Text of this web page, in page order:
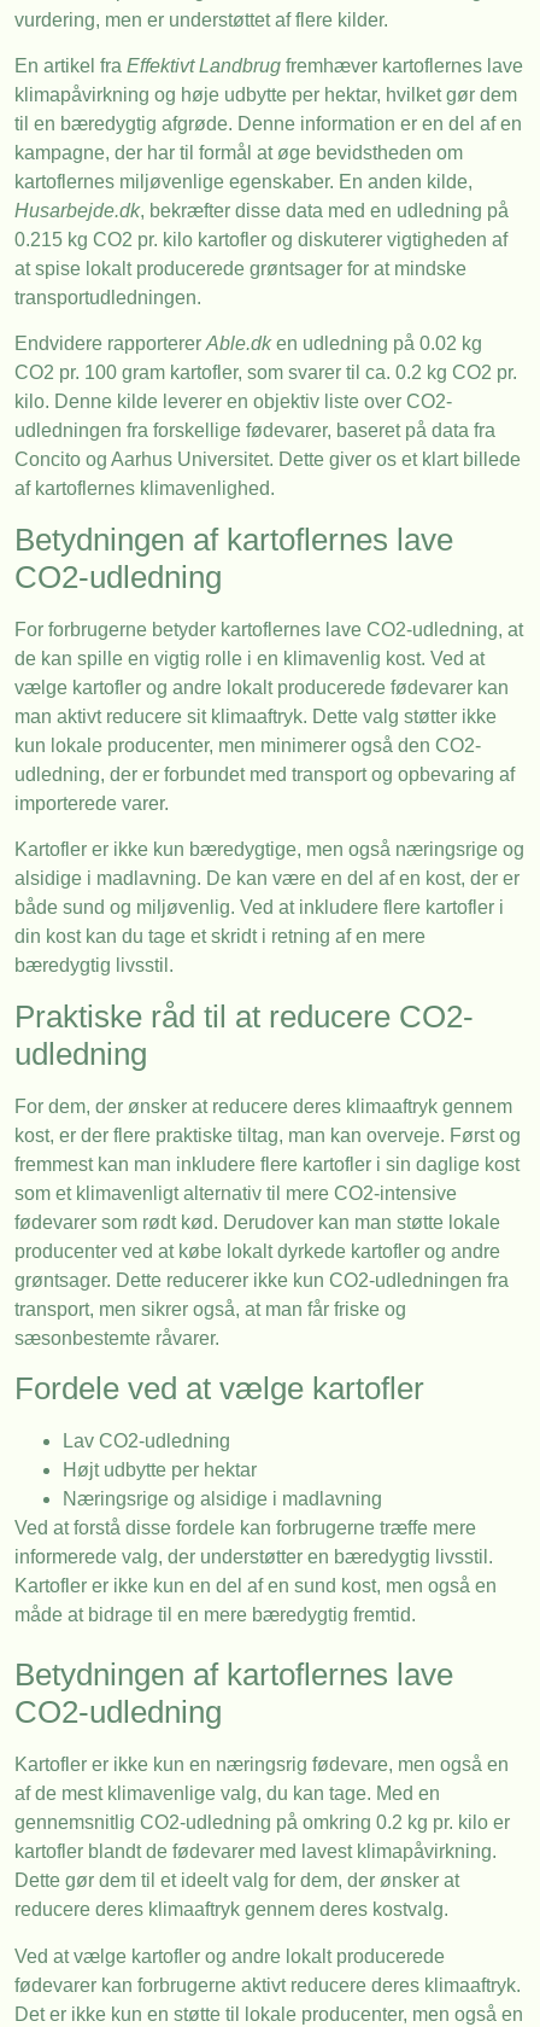
vurdering, men er understøttet af flere kilder.
En artikel fra Effektivt Landbrug fremhæver kartoflernes lave
klimapåvirkning og høje udbytte per hektar, hvilket gør dem
til en bæredygtig afgrøde. Denne information er en del af en
kampagne, der har til formål at øge bevidstheden om
kartoflernes miljøvenlige egenskaber. En anden kilde,
Husarbejde.dk, bekræfter disse data med en udledning på
0.215 kg CO2 pr. kilo kartofler og diskuterer vigtigheden af
at spise lokalt producerede grøntsager for at mindske
transportudledningen.
Endvidere rapportererAble.dken udledning på 0.02 kg
CO2 pr. 100 gram kartofler, som svarer til ca. 0.2 kg CO2 pr.
kilo. Denne kilde leverer en objektiv liste over CO2-
udledningen fra forskellige fødevarer, baseret på data fra
Concito og Aarhus Universitet. Dette giver os et klart billede
af kartoflernes klimavenlighed.
Betydningen af kartoflernes lave
CO2-udledning
For forbrugerne betyder kartoflernes lave CO2-udledning, at
de kan spille en vigtig rolle i en klimavenlig kost. Ved at
vælge kartofler og andre lokalt producerede fødevarer kan
man aktivt reducere sit klimaaftryk. Dette valg støtter ikke
kun lokale producenter, men minimerer også den CO2-
udledning, der er forbundet med transport og opbevaring af
importerede varer.
Kartofler er ikke kun bæredygtige, men også næringsrige og
alsidige i madlavning. De kan være en del af en kost, der er
både sund og miljøvenlig. Ved at inkludere flere kartofler i
din kost kan du tage et skridt i retning af en mere
bæredygtig livsstil.
Praktiske råd til at reducere CO2-
udledning
For dem, der ønsker at reducere deres klimaaftryk gennem
kost, er der flere praktiske tiltag, man kan overveje. Først og
fremmest kan man inkludere flere kartofler i sin daglige kost
som et klimavenligt alternativ til mere CO2-intensive
fødevarer som rødt kød. Derudover kan man støtte lokale
producenter ved at købe lokalt dyrkede kartofler og andre
grøntsager. Dette reducerer ikke kun CO2-udledningen fra
transport, men sikrer også, at man får friske og
sæsonbestemte råvarer.
Fordele ved at vælge kartofler
Lav CO2-udledning
Højt udbytte per hektar
Næringsrige og alsidige i madlavning
Ved at forstå disse fordele kan forbrugerne træffe mere
informerede valg, der understøtter en bæredygtig livsstil.
Kartofler er ikke kun en del af en sund kost, men også en
måde at bidrage til en mere bæredygtig fremtid.
Betydningen af kartoflernes lave
CO2-udledning
Kartofler er ikke kun en næringsrig fødevare, men også en
af de mest klimavenlige valg, du kan tage. Med en
gennemsnitlig CO2-udledning på omkring 0.2 kg pr. kilo er
kartofler blandt de fødevarer med lavest klimapåvirkning.
Dette gør dem til et ideelt valg for dem, der ønsker at
reducere deres klimaaftryk gennem deres kostvalg.
Ved at vælge kartofler og andre lokalt producerede
fødevarer kan forbrugerne aktivt reducere deres klimaaftryk.
Det er ikke kun en støtte til lokale producenter, men også en